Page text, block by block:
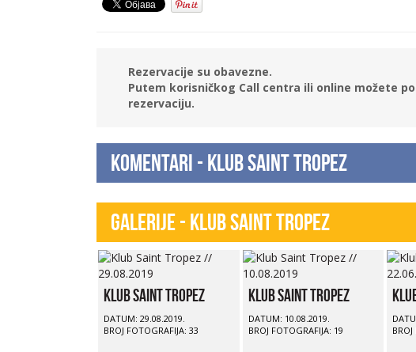
Rezervacije su obavezne.
Putem korisničkog Call centra ili online možete
rezervaciju.
Komentari - Klub Saint Tropez
Galerije - Klub Saint Tropez
Klub Saint Tropez
DATUM: 29.08.2019.
BROJ FOTOGRAFIJA: 33
Klub Saint Tropez
DATUM: 10.08.2019.
BROJ FOTOGRAFIJA: 19